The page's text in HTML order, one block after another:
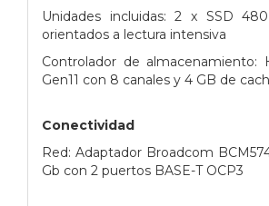
Unidades incluidas: 2 x SSD
orientados a lectura intensiva
Controlador de almacenamiento:
Gen11 con 8 canales y 4 GB de
Conectividad
Red: Adaptador Broadcom
Gb con 2 puertos BASE-T OCP3